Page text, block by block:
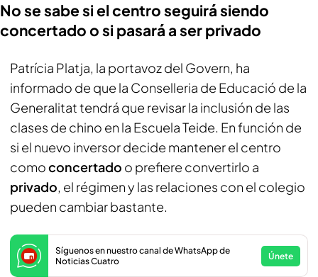
No se sabe si el centro seguirá siendo
concertado o si pasará a ser privado
Patrícia Platja, la portavoz del Govern, ha
informado de que la Conselleria de Educació de la
Generalitat tendrá que revisar la inclusión de las
clases de chino en la Escuela Teide. En función de
si el nuevo inversor decide mantener el centro
comoconcertado o prefiere convertirlo a
privado, el régimen y las relaciones con el colegio
pueden cambiar bastante.
Síguenos en nuestro canal de WhatsApp de
Noticias Cuatro
Únete